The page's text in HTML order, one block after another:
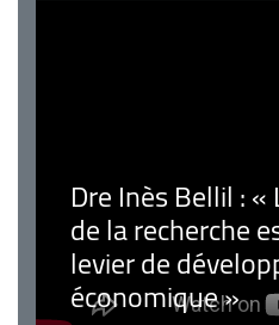
Dre Inès Bellil :
de la recherche
levier de
économique »